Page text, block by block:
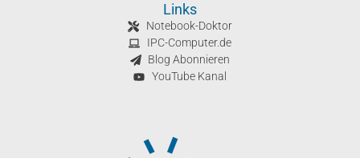
Links
Notebook-Doktor
IPC-Computer.de
Blog Abonnieren
YouTube Kanal